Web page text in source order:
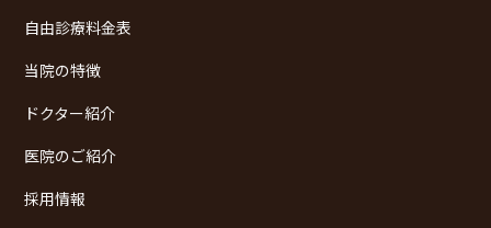
自由診療料金表
当院の特徴
ドクター紹介
医院のご紹介
採用情報